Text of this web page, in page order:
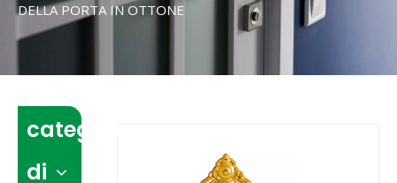
DELLA PORTA IN OTTONE
categoria
di